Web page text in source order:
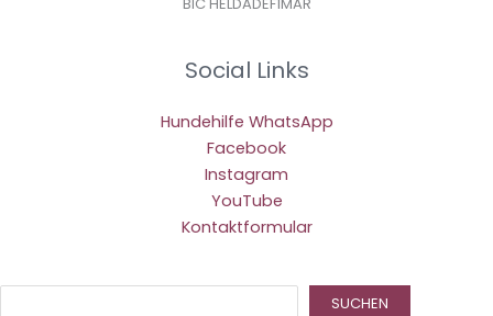
Social Links
Hundehilfe WhatsApp
Facebook
Instagram
YouTube
Kontaktformular
SUCHEN